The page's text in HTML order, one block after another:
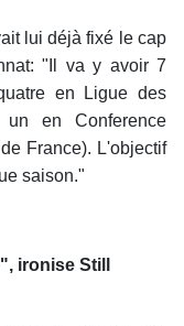
lui déjà fixé le cap
"Il va y avoir 7
en Ligue des
en Conference
France). L'objectif
saison."
ironise Still